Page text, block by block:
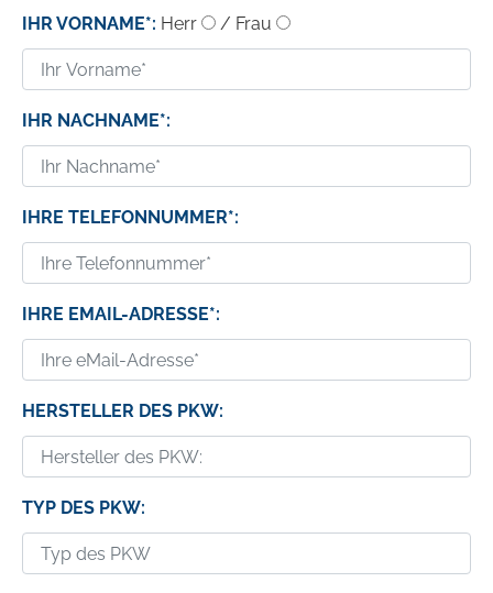
IHR VORNAME*: Herr / Frau
IHR NACHNAME*:
IHRE TELEFONNUMMER*:
IHRE EMAIL-ADRESSE*:
HERSTELLER DES PKW:
TYP DES PKW: